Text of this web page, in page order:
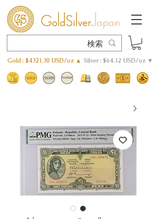
Gold : $4321.30 USD/oz ▲ Silver : $64.12 USD/oz ▼